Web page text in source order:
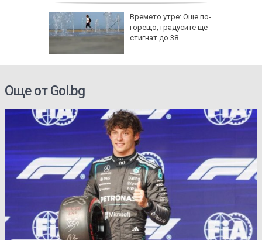
Времето утре: Още по-
горещо, градусите ще
стигнат до 38
Още от Gol.bg